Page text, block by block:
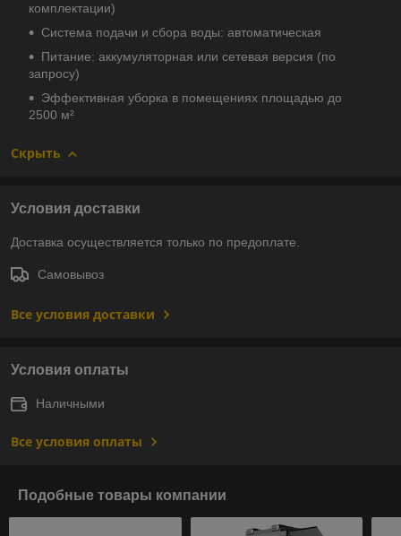
комплектации)
Система подачи и сбора воды: автоматическая
Питание: аккумуляторная или сетевая версия (по
запросу)
Эффективная уборка в помещениях площадью до
2500 м²
Скрыть
Условия доставки
Доставка осуществляется только по предоплате.
Самовывоз
Все условия доставки
Условия оплаты
Наличными
Все условия оплаты
Подобные товары компании